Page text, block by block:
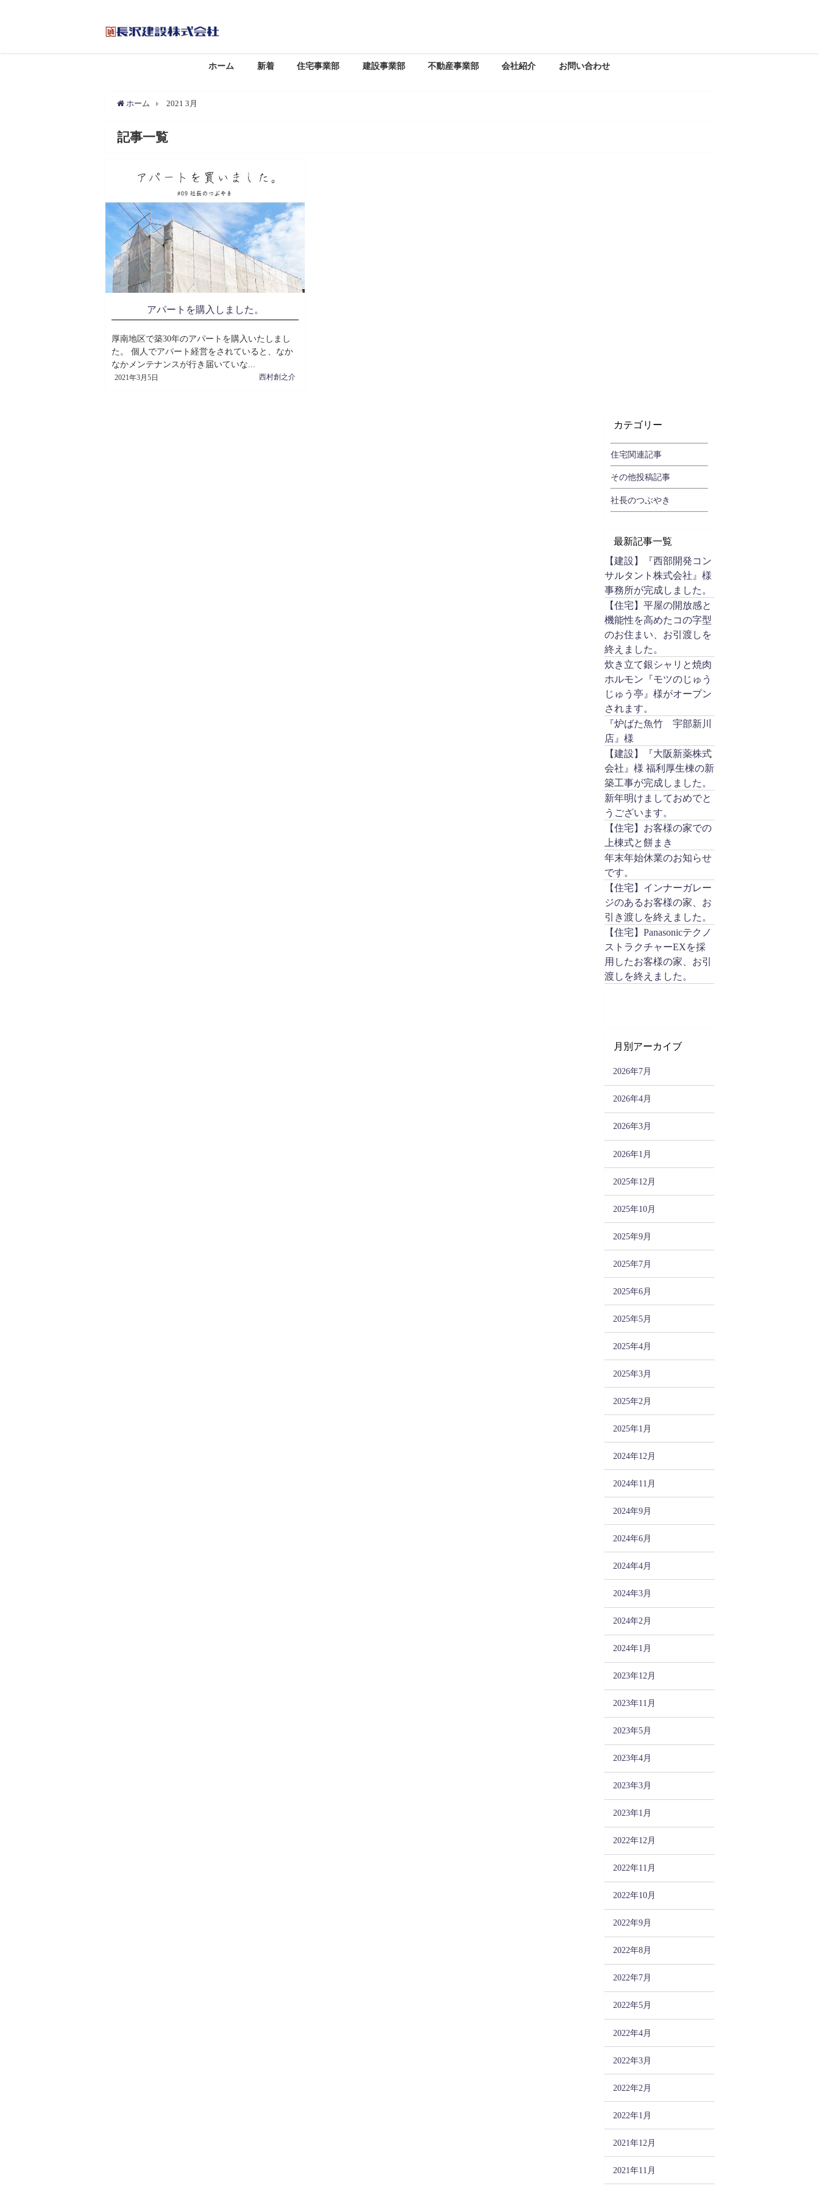
ホーム 新着 住宅事業部 建設事業部 不動産事業部 会社紹介 お問い合わせ
ホーム 2021 3月
記事一覧
アパートを購入しました。
厚南地区で築30年のアパートを購入いたしまし
た。 個人でアパート経営をされていると、なか
なかメンテナンスが行き届いていな...
2021年3月5日 西村創之介
カテゴリー
住宅関連記事
その他投稿記事
社長のつぶやき
最新記事一覧
【建設】『西部開発コン
サルタント株式会社』様
事務所が完成しました。
【住宅】平屋の開放感と
機能性を高めたコの字型
のお住まい、お引渡しを
終えました。
炊き立て銀シャリと焼肉
ホルモン『モツのじゅう
じゅう亭』様がオープン
されます。
『炉ばた魚竹 宇部新川
店』様
【建設】『大阪新薬株式
会社』様 福利厚生棟の新
築工事が完成しました。
新年明けましておめでと
うございます。
【住宅】お客様の家での
上棟式と餅まき
年末年始休業のお知らせ
です。
【住宅】インナーガレー
ジのあるお客様の家、お
引き渡しを終えました。
【住宅】Panasonicテクノ
ストラクチャーEXを採
用したお客様の家、お引
渡しを終えました。
月別アーカイブ
2026年7月
2026年4月
2026年3月
2026年1月
2025年12月
2025年10月
2025年9月
2025年7月
2025年6月
2025年5月
2025年4月
2025年3月
2025年2月
2025年1月
2024年12月
2024年11月
2024年9月
2024年6月
2024年4月
2024年3月
2024年2月
2024年1月
2023年12月
2023年11月
2023年5月
2023年4月
2023年3月
2023年1月
2022年12月
2022年11月
2022年10月
2022年9月
2022年8月
2022年7月
2022年5月
2022年4月
2022年3月
2022年2月
2022年1月
2021年12月
2021年11月